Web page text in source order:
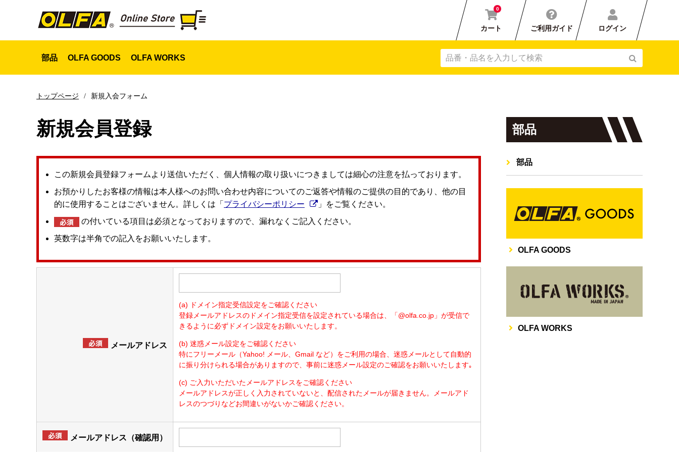
カート
0
ご利用ガイド ログイン
部品
スライダー クリップ 刃カバー
その他
OLFA GOODS OLFA WORKS
トップページ 新規入会フォーム
新規会員登録
この新規会員登録フォームより送信いただく、個人情報の取り扱いにつきましては細心の注意を払っております。
お預かりしたお客様の情報は本人様へのお問い合わせ内容についてのご返答や情報のご提供の目的であり、他の目
的に使用することはございません。詳しくは「 プライバシーポリシー
」をご覧ください。
の付いている項目は必須となっておりますので、漏れなくご記入ください。
英数字は半角での記入をお願いいたします。
メールアドレス
(a) ドメイン指定受信設定をご確認ください
登録メールアドレスのドメイン指定受信を設定されている場合は、「@olfa.co.jp」が受信で
きるように必ずドメイン設定をお願いいたします。
(b) 迷惑メール設定をご確認ください
特にフリーメール（Yahoo! メール、Gmail など）をご利用の場合、迷惑メールとして自動的
に振り分けられる場合がありますので、事前に迷惑メール設定のご確認をお願いいたします｡
(c) ご入力いただいたメールアドレスをご確認ください
メールアドレスが正しく入力されていないと、配信されたメールが届きません。メールアド
レスのつづりなどお間違いがないかご確認ください。
メールアドレス（確認用）
部品
部品
OLFA GOODS
OLFA WORKS